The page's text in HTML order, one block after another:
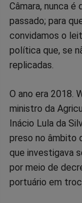
no
Facebook
no
Câmara, nunca
passado; para
convidamos o
política que, se
replicadas.
O ano era 2018.
ministro da
Inácio Lula da
preso no âmbito
que investigava
por meio de
portuário em